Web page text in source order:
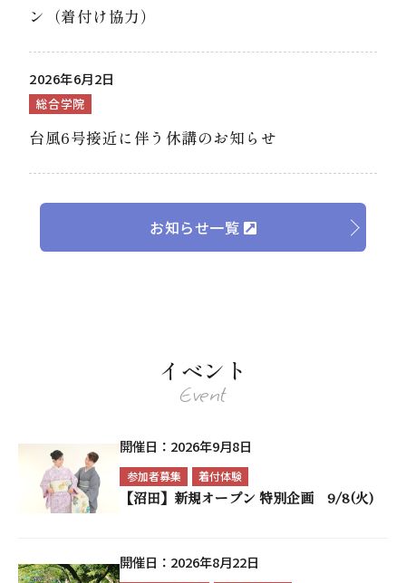
ン（着付け協力）
2026年6月2日
総合学院
台風6号接近に伴う休講のお知らせ
お知らせ一覧
イベント
Event
開催日： 2026年9月8日
参加者募集 着付体験
【沼田】新規オープン 特別企画 9/8(火)
開催日： 2026年8月22日